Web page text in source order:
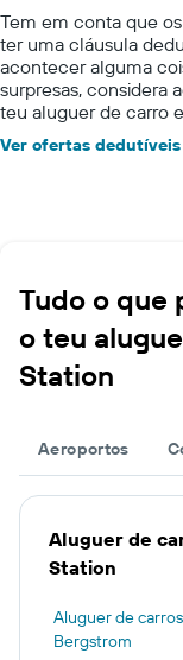
Tem em conta que
ter uma cláusula
acontecer alguma
surpresas, considera
teu aluguer de carro
Ver ofertas dedutíveis
Tudo o que
o teu
Station
Aeroportos
Aluguer de
Station
Aluguer de
Bergstrom